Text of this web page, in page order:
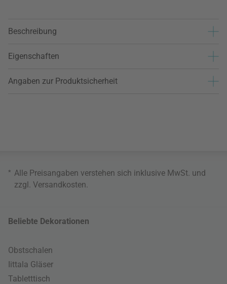
Beschreibung
Eigenschaften
Angaben zur Produktsicherheit
* Alle Preisangaben verstehen sich inklusive MwSt. und
zzgl. Versandkosten
Beliebte Dekorationen
Obstschalen
Iittala Gläser
Tabletttisch